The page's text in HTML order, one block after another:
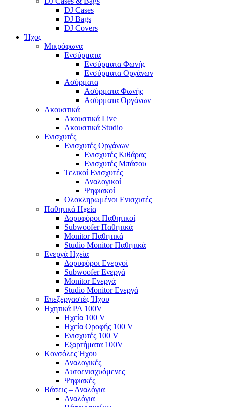
DJ Cases
DJ Bags
DJ Covers
Ήχος
Μικρόφωνα
Ενσύρματα
Ενσύρματα Φωνής
Ενσύρματα Οργάνων
Ασύρματα
Ασύρματα Φωνής
Ασύρματα Οργάνων
Ακουστικά
Ακουστικά Live
Ακουστικά Studio
Ενισχυτές
Ενισχυτές Οργάνων
Ενισχυτές Κιθάρας
Ενισχυτές Μπάσου
Τελικοί Ενισχυτές
Αναλογικοί
Ψηφιακοί
Ολοκληρωμένοι Ενισχυτές
Παθητικά Ηχεία
Δορυφόροι Παθητικοί
Subwoofer Παθητικά
Monitor Παθητικά
Studio Monitor Παθητικά
Ενεργά Ηχεία
Δορυφόροι Ενεργοί
Subwoofer Ενεργά
Monitor Ενεργά
Studio Monitor Ενεργά
Επεξεργαστές Ήχου
Ηχητικά PA 100V
Ηχεία 100 V
Ηχεία Οροφής 100 V
Ενισχυτές 100 V
Εξαρτήματα 100V
Κονσόλες Ήχου
Αναλογικές
Αυτοενισχυόμενες
Ψηφιακές
Βάσεις – Αναλόγια
Αναλόγια